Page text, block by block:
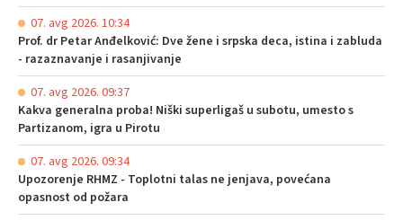
07. avg 2026. 10:34
Prof. dr Petar Anđelković: Dve žene i srpska deca, istina i zabluda
- razaznavanje i rasanjivanje
07. avg 2026. 09:37
Kakva generalna proba! Niški superligaš u subotu, umesto s
Partizanom, igra u Pirotu
07. avg 2026. 09:34
Upozorenje RHMZ - Toplotni talas ne jenjava, povećana
opasnost od požara